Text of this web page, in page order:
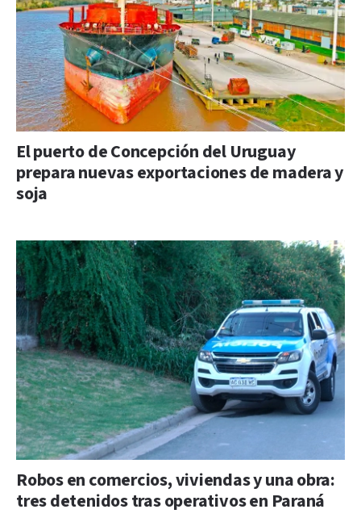
El puerto de Concepción del Uruguay
prepara nuevas exportaciones de madera y
soja
Robos en comercios, viviendas y una obra:
tres detenidos tras operativos en Paraná